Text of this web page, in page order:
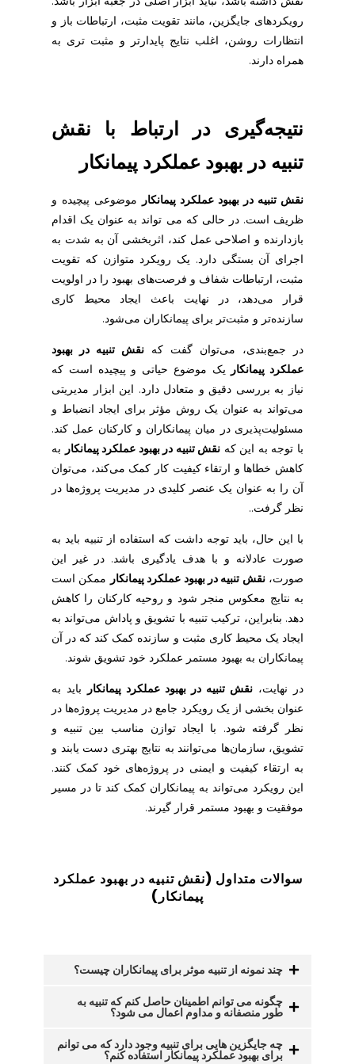
رویکردهای جایگزین، مانند تقویت مثبت، ارتباطات باز و
انتظارات روشن، اغلب نتایج پایدارتر و مثبت تری به
همراه دارند.
نتیجه‌گیری در ارتباط با نقش
تنبیه در بهبود عملکرد پیمانکار
نقش تنبیه در بهبود عملکرد پیمانکار موضوعی پیچیده و
ظریف است. در حالی که می تواند به عنوان یک اقدام
بازدارنده و اصلاحی عمل کند، اثربخشی آن به شدت به
اجرای آن بستگی دارد. یک رویکرد متوازن که تقویت
مثبت، ارتباطات شفاف و فرصت‌های بهبود را در اولویت
قرار می‌دهد، در نهایت باعث ایجاد محیط کاری
سازنده‌تر و مثبت‌تر برای پیمانکاران می‌شود.
در جمع‌بندی، می‌توان گفت که نقش تنبیه در بهبود
عملکرد پیمانکار یک موضوع حیاتی و پیچیده است که
نیاز به بررسی دقیق و متعادل دارد. این ابزار مدیریتی
می‌تواند به عنوان یک روش مؤثر برای ایجاد انضباط و
مسئولیت‌پذیری در میان پیمانکاران و کارکنان عمل کند.
با توجه به این که نقش تنبیه در بهبود عملکرد پیمانکار به
کاهش خطاها و ارتقاء کیفیت کار کمک می‌کند، می‌توان
آن را به عنوان یک عنصر کلیدی در مدیریت پروژه‌ها در
نظر گرفت..
با این حال، باید توجه داشت که استفاده از تنبیه باید به
صورت عادلانه و با هدف یادگیری باشد. در غیر این
صورت،نقش تنبیه در بهبود عملکرد پیمانکار ممکن است
به نتایج معکوس منجر شود و روحیه کارکنان را کاهش
دهد. بنابراین، ترکیب تنبیه با تشویق و پاداش می‌تواند به
ایجاد یک محیط کاری مثبت و سازنده کمک کند که در آن
پیمانکاران به بهبود مستمر عملکرد خود تشویق شوند.
در نهایت، نقش تنبیه در بهبود عملکرد پیمانکار باید به
عنوان بخشی از یک رویکرد جامع در مدیریت پروژه‌ها در
نظر گرفته شود. با ایجاد توازن مناسب بین تنبیه و
تشویق، سازمان‌ها می‌توانند به نتایج بهتری دست یابند و
به ارتقاء کیفیت و ایمنی در پروژه‌های خود کمک کنند.
این رویکرد می‌تواند به پیمانکاران کمک کند تا در مسیر
موفقیت و بهبود مستمر قرار گیرند.
سوالات متداول (نقش تنبیه در بهبود عملکرد
پیمانکار )
چند نمونه از تنبیه موثر برای پیمانکاران چیست؟
چگونه می توانم اطمینان حاصل کنم که تنبیه به
طور منصفانه و مداوم اعمال می شود؟
چه جایگزین هایی برای تنبیه وجود دارد که می توانم
برای بهبود عملکرد پیمانکار استفاده کنم؟